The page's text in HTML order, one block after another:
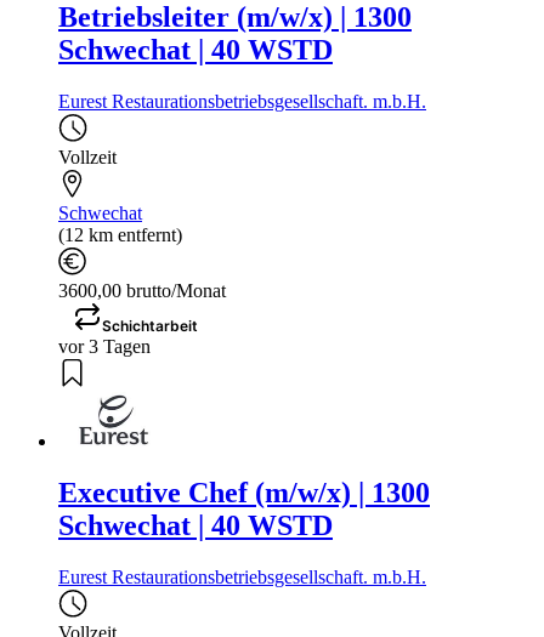
Betriebsleiter (m/w/x) | 1300
Schwechat | 40 WSTD
Eurest Restaurationsbetriebsgesellschaft. m.b.H.
Vollzeit
Schwechat
(12 km entfernt)
3600,00 brutto/Monat
Schichtarbeit
vor 3 Tagen
Executive Chef (m/w/x) | 1300
Schwechat | 40 WSTD
Eurest Restaurationsbetriebsgesellschaft. m.b.H.
Vollzeit